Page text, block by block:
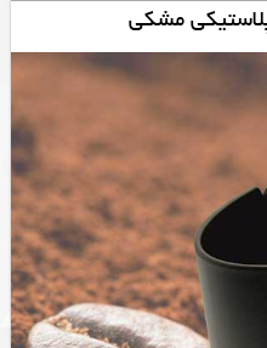
مشکی